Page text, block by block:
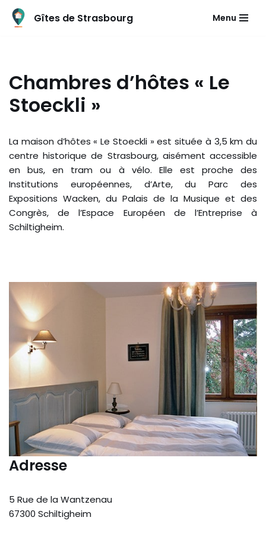
Gîtes de Strasbourg Menu
Chambres d’hôtes « Le
Stoeckli »
La maison d’hôtes « Le Stoeckli » est située à 3,5 km du
centre historique de Strasbourg, aisément accessible
en bus, en tram ou à vélo. Elle est proche des
Institutions européennes, d’Arte, du Parc des
Expositions Wacken, du Palais de la Musique et des
Congrès, de l’Espace Européen de l’Entreprise à
Schiltigheim.
Adresse
5 Rue de la Wantzenau
67300 Schiltigheim